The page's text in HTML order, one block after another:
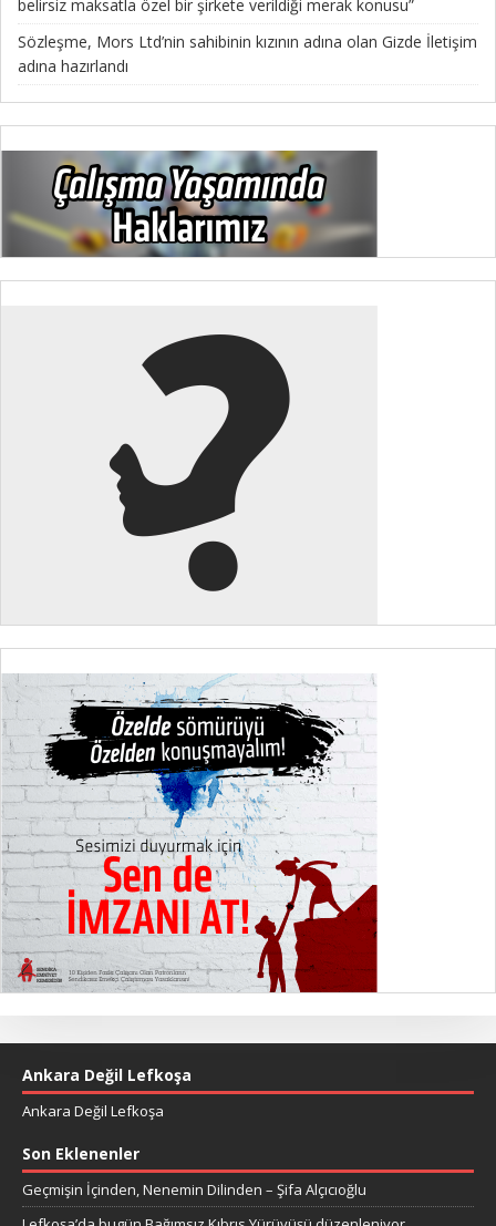
belirsiz maksatla özel bir şirkete verildiği merak konusu”
Sözleşme, Mors Ltd’nin sahibinin kızının adına olan Gizde İletişim
adına hazırlandı
Ankara Değil Lefkoşa
Ankara Değil Lefkoşa
Son Eklenenler
Geçmişin İçinden, Nenemin Dilinden – Şifa Alçıcıoğlu